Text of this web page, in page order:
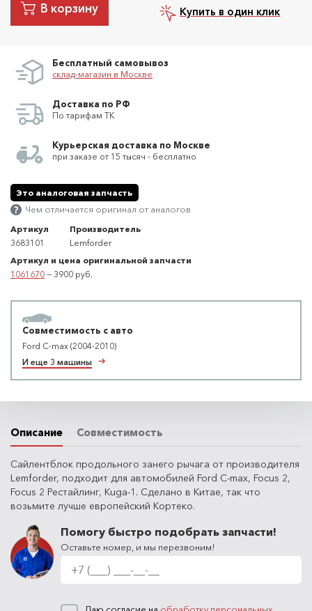
В корзину Купить в один клик
Бесплатный самовывоз
склад-магазин в Москве
Доставка по РФ
По тарифам ТК
Курьерская доставка по Москве
при заказе от 15 тысяч - бесплатно
Это аналоговая запчасть
Чем отличается оригинал от аналогов
Артикул
3683101
Производитель
Lemforder
Артикул и цена оригинальной запчасти
1061670 — 3900 руб.
Совместимость с авто
Ford C-max (2004-2010)
И еще 3 машины
Описание Совместимость
Сайлентблок продольного занего рычага от производителя
Lemforder, подходит для автомобилей Ford C-max, Focus 2,
Focus 2 Рестайлинг, Kuga-1. Сделано в Китае, так что
возьмите лучше европейский Кортеко.
Помогу быстро подобрать запчасти!
Оставьте номер, и мы перезвоним!